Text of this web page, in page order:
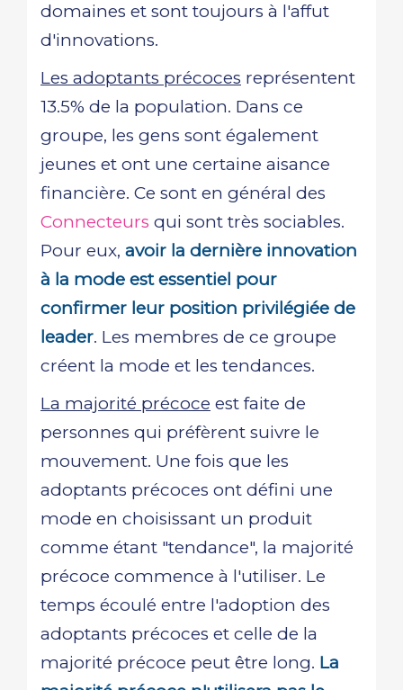
domaines et sont toujours à l'affut
d'innovations.
Les adoptants précoces représentent
13.5% de la population. Dans ce
groupe, les gens sont également
jeunes et ont une certaine aisance
financière. Ce sont en général des
Connecteurs qui sont très sociables.
Pour eux, avoir la dernière innovation
à la mode est essentiel pour
confirmer leur position privilégiée de
leader. Les membres de ce groupe
créent la mode et les tendances.
La majorité précoce est faite de
personnes qui préfèrent suivre le
mouvement. Une fois que les
adoptants précoces ont défini une
mode en choisissant un produit
comme étant "tendance", la majorité
précoce commence à l'utiliser. Le
temps écoulé entre l'adoption des
adoptants précoces et celle de la
majorité précoce peut être long. La